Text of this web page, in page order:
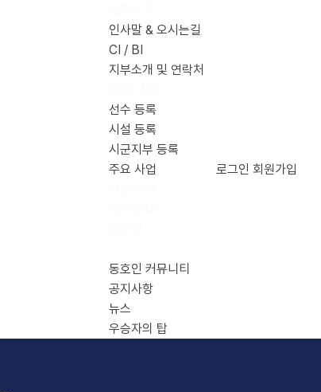
인사말 & 오시는길
CI / BI
지부소개 및 연락처
선수 등록
시설 등록
시군지부 등록
주요 사업
동호인 커뮤니티
공지사항
뉴스
우승자의 탑
로그인 회원가입